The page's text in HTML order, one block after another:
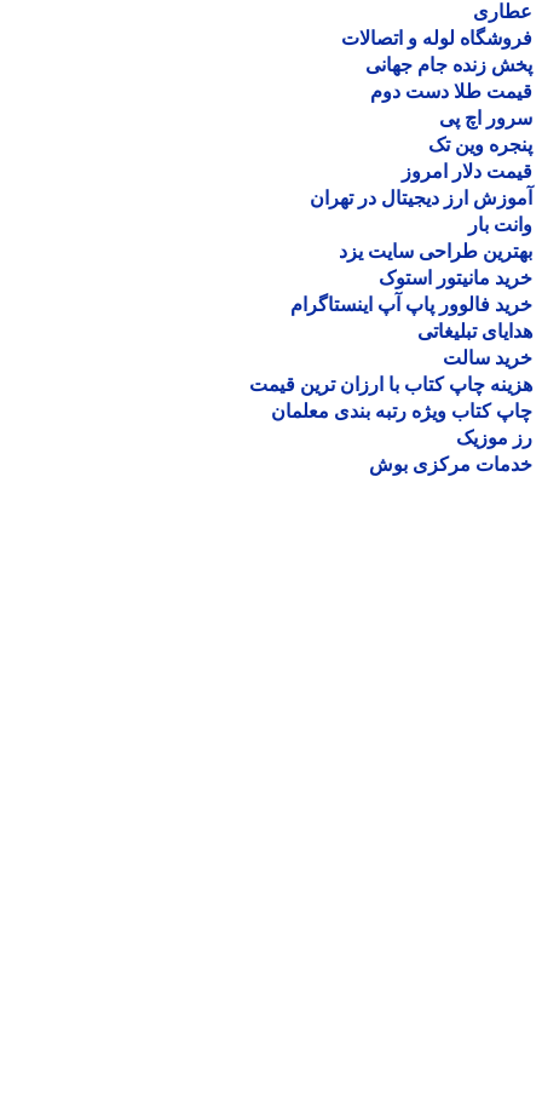
لوله و اتصالات
زنده جام جهانی
طلا دست دوم
اچ پی
وین تک
دلار امروز
ارز دیجیتال در تهران
بار
طراحی سایت یزد
مانیتور استوک
فالوور پاپ آپ اینستاگرام
تبلیغاتی
سالت
چاپ کتاب با ارزان ترین قیمت
کتاب ویژه رتبه بندی معلمان
موزیک
مرکزی بوش